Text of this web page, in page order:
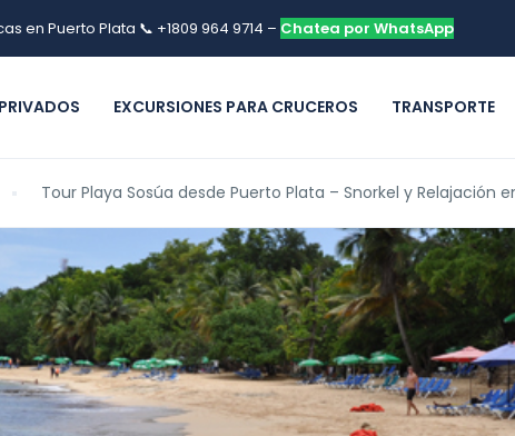
en Puerto Plata 📞 +1809 964 9714 – Chatea por WhatsApp
EXCURSIONES PARA CRUCEROS TRANSPORTE
Tour Playa Sosúa desde Puerto Plata – Snorkel y Relajación